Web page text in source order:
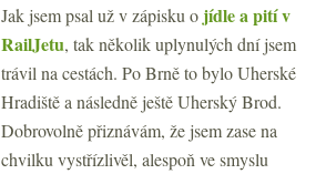
Jak jsem psal už v zápisku o jídle a pití v
RailJetu, tak několik uplynulých dní jsem
trávil na cestách. Po Brně to bylo Uherské
Hradiště a následně ještě Uherský Brod.
Dobrovolně přiznávám, že jsem zase na
chvilku vystřízlivěl, alespoň ve smyslu